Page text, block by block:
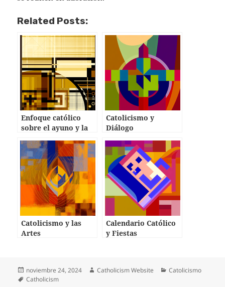
Related Posts:
Enfoque católico
sobre el ayuno y la
Catolicismo y
Diálogo
Catolicismo y las
Artes
Calendario Católico
y Fiestas
Publicado
el
noviembre 24, 2024 Autor
Catholicism Website Categorías
Catolicismo
Etiquetas
Catholicism